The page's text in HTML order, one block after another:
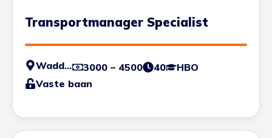
Transportmanager Specialist
Waddinxveen 3000 – 4500 40
HBO
Vaste baan